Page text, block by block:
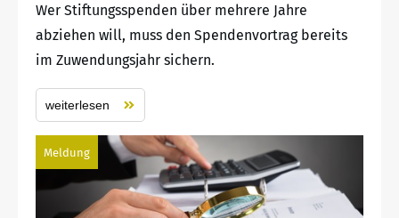
Wer Stiftungsspenden über mehrere Jahre
abziehen will, muss den Spendenvortrag bereits
im Zuwendungsjahr sichern.
weiterlesen
Meldung